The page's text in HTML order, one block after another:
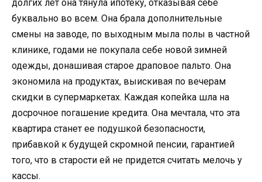
долгих лет она тянула ипотеку, отказывая себе
буквально во всем. Она брала дополнительные
смены на заводе, по выходным мыла полы в частной
клинике, годами не покупала себе новой зимней
одежды, донашивая старое драповое пальто. Она
экономила на продуктах, выискивая по вечерам
скидки в супермаркетах. Каждая копейка шла на
досрочное погашение кредита. Она мечтала, что эта
квартира станет ее подушкой безопасности,
прибавкой к будущей скромной пенсии, гарантией
того, что в старости ей не придется считать мелочь у
кассы.